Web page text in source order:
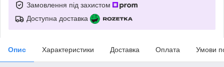
Замовлення під захистом
Доступна доставка
Опис Характеристики Доставка Оплата Умови